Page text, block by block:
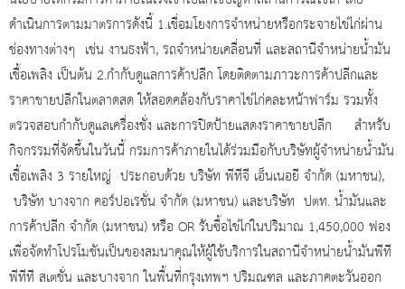
ดำเนินการตามมาตรการดังนี้ 1.เชื่อมโยงการจำหน่ายหรือกระจายไข่ไก่ผ่าน
ช่องทางต่างๆ เช่น งานธงฟ้า, รถจำหน่ายเคลื่อนที่ และสถานีจำหน่ายน้ำมัน
เชื้อเพลิง เป็นต้น 2.กำกับดูแลการค้าปลีก โดยติดตามภาวะการค้าปลีกและ
ราคาขายปลีกในตลาดสด ให้สอดคล้องกับราคาไข่ไก่คละหน้าฟาร์ม รวมทั้ง
ตรวจสอบกำกับดูแลเครื่องชั่ง และการปิดป้ายแสดงราคาขายปลีก สำหรับ
กิจกรรมที่จัดขึ้นในวันนี้ กรมการค้าภายในได้ร่วมมือกับบริษัทผู้จำหน่ายน้ำมัน
เชื้อเพลิง 3 รายใหญ่ ประกอบด้วย บริษัท พีทีจี เอ็นเนอยี จำกัด (มหาชน),
บริษัท บางจาก คอร์ปอเรชั่น จำกัด (มหาชน) และบริษัท ปตท. น้ำมันและ
การค้าปลีก จำกัด (มหาชน) หรือ OR รับซื้อไข่ไก่ในปริมาณ 1,450,000 ฟอง
เพื่อจัดทำโปรโมชันเป็นของสมนาคุณให้ผู้ใช้บริการในสถานีจำหน่ายน้ำมันพีที
พีทีที สเตชั่น และบางจาก ในพื้นที่กรุงเทพฯ ปริมณฑล และภาคตะวันออก